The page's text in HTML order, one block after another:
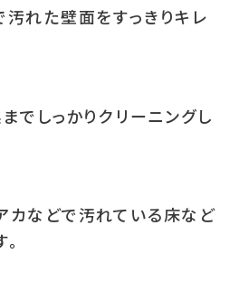
れた壁面をすっきりキレ
でしっかりクリーニングし
カなどで汚れている床など